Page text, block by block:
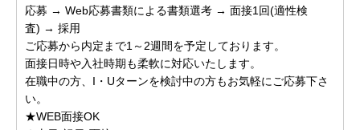
応募 → Web応募書類による書類選考 → 面接1回(適性検
査) → 採用
ご応募から内定まで1～2週間を予定しております。
面接日時や入社時期も柔軟に対応いたします。
在職中の方、I・Uターンを検討中の方もお気軽にご応募下さ
い。
★WEB面接OK